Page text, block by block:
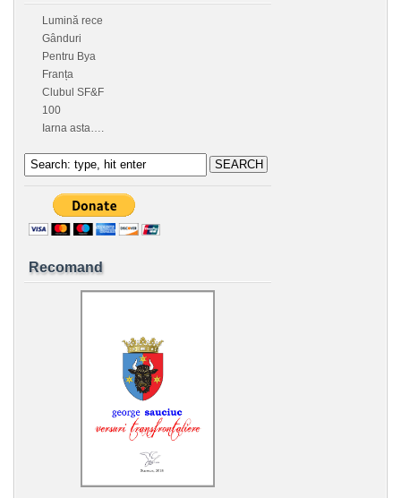
Lumină rece
Gânduri
Pentru Bya
Franța
Clubul SF&F
100
Iarna asta….
Recomand